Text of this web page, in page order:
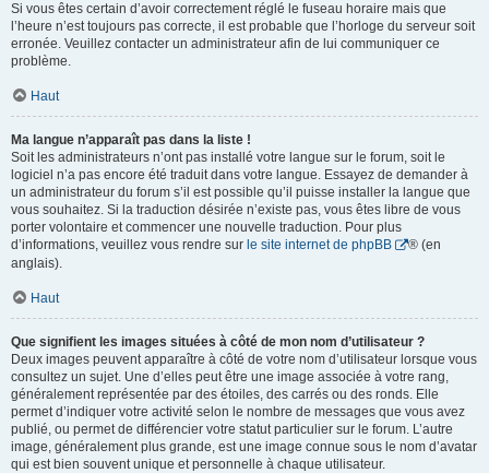
Si vous êtes certain d’avoir correctement réglé le fuseau horaire mais que
l’heure n’est toujours pas correcte, il est probable que l’horloge du serveur soit
erronée. Veuillez contacter un administrateur afin de lui communiquer ce
problème.
Haut
Ma langue n’apparaît pas dans la liste !
Soit les administrateurs n’ont pas installé votre langue sur le forum, soit le
logiciel n’a pas encore été traduit dans votre langue. Essayez de demander à
un administrateur du forum s’il est possible qu’il puisse installer la langue que
vous souhaitez. Si la traduction désirée n’existe pas, vous êtes libre de vous
porter volontaire et commencer une nouvelle traduction. Pour plus
d’informations, veuillez vous rendre sur le site internet de phpBB
® (en
anglais).
Haut
Que signifient les images situées à côté de mon nom d’utilisateur ?
Deux images peuvent apparaître à côté de votre nom d’utilisateur lorsque vous
consultez un sujet. Une d’elles peut être une image associée à votre rang,
généralement représentée par des étoiles, des carrés ou des ronds. Elle
permet d’indiquer votre activité selon le nombre de messages que vous avez
publié, ou permet de différencier votre statut particulier sur le forum. L’autre
image, généralement plus grande, est une image connue sous le nom d’avatar
qui est bien souvent unique et personnelle à chaque utilisateur.